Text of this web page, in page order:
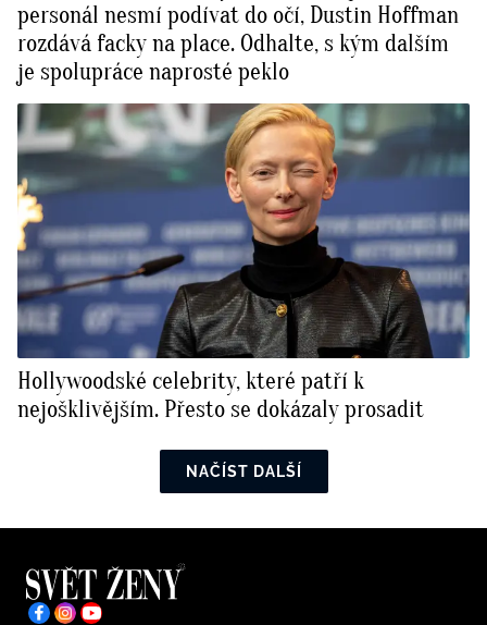
personál nesmí podívat do očí, Dustin Hoffman
rozdává facky na place. Odhalte, s kým dalším
je spolupráce naprosté peklo
Hollywoodské celebrity, které patří k
nejošklivějším. Přesto se dokázaly prosadit
NAČÍST DALŠÍ